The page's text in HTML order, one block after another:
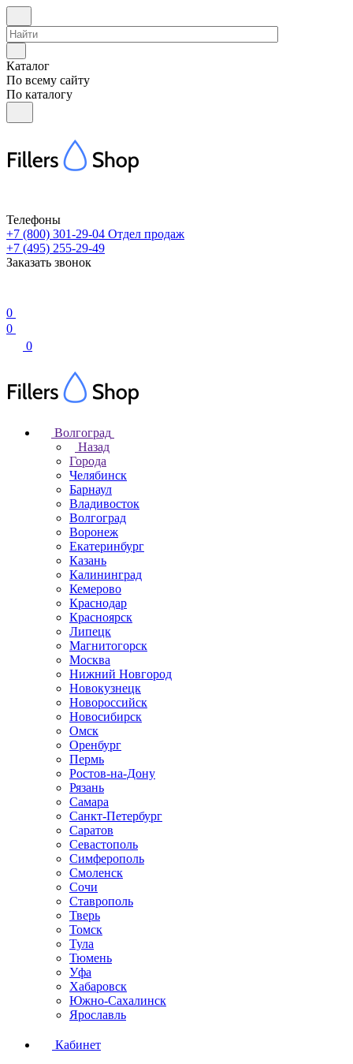
Каталог
По всему сайту
По каталогу
Телефоны
+7 (800) 301-29-04 Отдел продаж
+7 (495) 255-29-49
Заказать звонок
0
0
0
Волгоград
Назад
Города
Челябинск
Барнаул
Владивосток
Волгоград
Воронеж
Екатеринбург
Казань
Калининград
Кемерово
Краснодар
Красноярск
Липецк
Магнитогорск
Москва
Нижний Новгород
Новокузнецк
Новороссийск
Новосибирск
Омск
Оренбург
Пермь
Ростов-на-Дону
Рязань
Самара
Санкт-Петербург
Саратов
Севастополь
Симферополь
Смоленск
Сочи
Ставрополь
Тверь
Томск
Тула
Тюмень
Уфа
Хабаровск
Южно-Сахалинск
Ярославль
Кабинет